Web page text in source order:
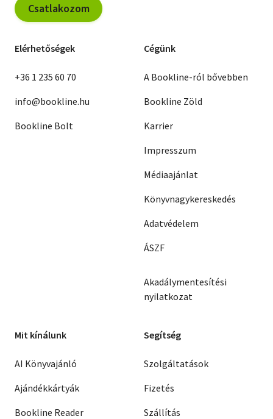
Csatlakozom
Elérhetőségek
+36 1 235 60 70
info@bookline.hu
Bookline Bolt
Cégünk
A Bookline-ról bővebben
Bookline Zöld
Karrier
Impresszum
Médiaajánlat
Könyvnagykereskedés
Adatvédelem
ÁSZF
Akadálymentesítési
nyilatkozat
Mit kínálunk
AI Könyvajánló
Ajándékkártyák
Bookline Reader
Segítség
Szolgáltatások
Fizetés
Szállítás